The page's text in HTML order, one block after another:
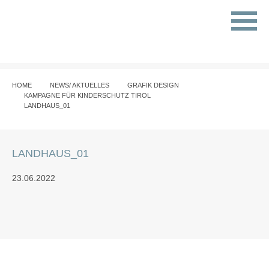
HOME NEWS/ AKTUELLES
GRAFIK DESIGN
KAMPAGNE FÜR KINDERSCHUTZ TIROL
LANDHAUS_01
LANDHAUS_01
23.06.2022